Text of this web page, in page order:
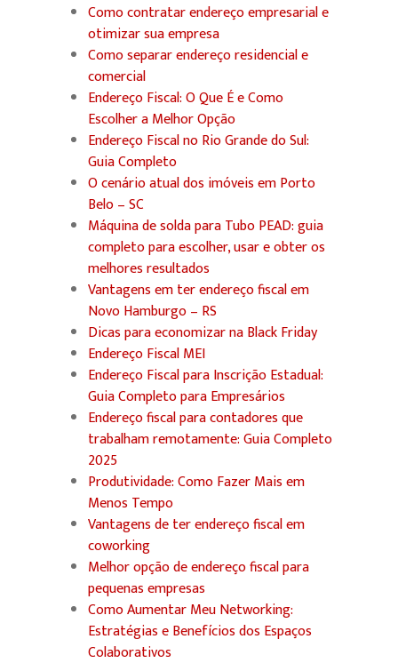
Como contratar endereço empresarial e
otimizar sua empresa
Como separar endereço residencial e
comercial
Endereço Fiscal: O Que É e Como
Escolher a Melhor Opção
Endereço Fiscal no Rio Grande do Sul:
Guia Completo
O cenário atual dos imóveis em Porto
Belo – SC
Máquina de solda para Tubo PEAD: guia
completo para escolher, usar e obter os
melhores resultados
Vantagens em ter endereço fiscal em
Novo Hamburgo – RS
Dicas para economizar na Black Friday
Endereço Fiscal MEI
Endereço Fiscal para Inscrição Estadual:
Guia Completo para Empresários
Endereço fiscal para contadores que
trabalham remotamente: Guia Completo
2025
Produtividade: Como Fazer Mais em
Menos Tempo
Vantagens de ter endereço fiscal em
coworking
Melhor opção de endereço fiscal para
pequenas empresas
Como Aumentar Meu Networking:
Estratégias e Benefícios dos Espaços
Colaborativos